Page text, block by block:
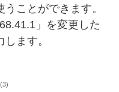
ことができます。
」を変更した
ます。